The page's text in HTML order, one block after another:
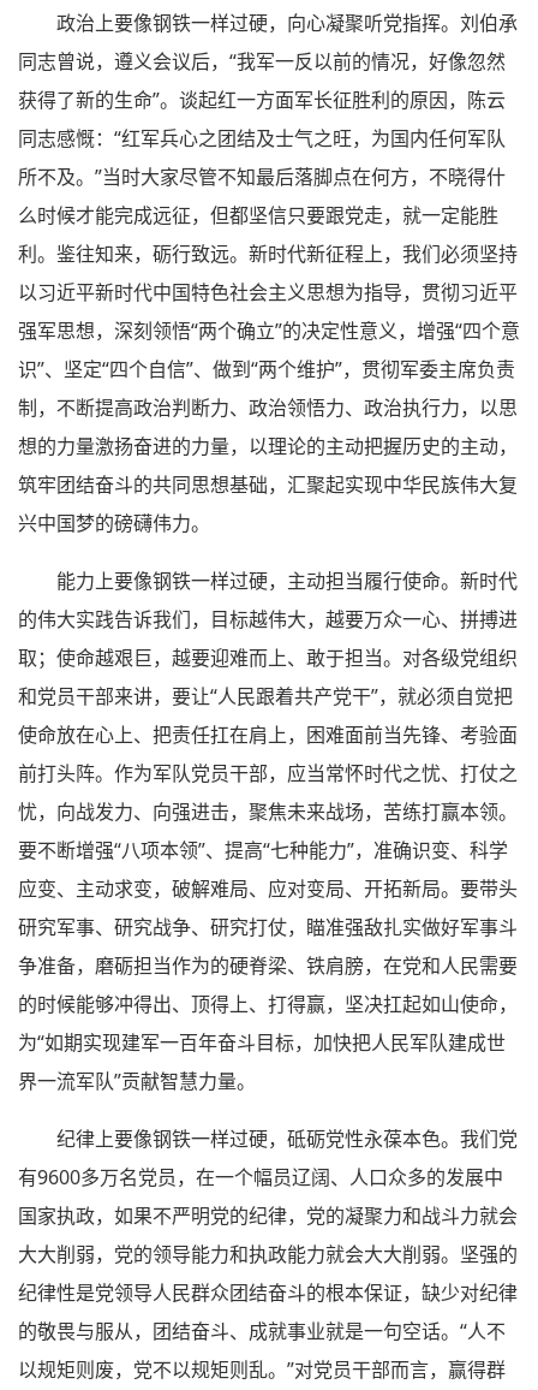
政治上要像钢铁一样过硬，向心凝聚听党指挥。刘伯承
同志曾说，遵义会议后，“我军一反以前的情况，好像忽然
获得了新的生命”。谈起红一方面军长征胜利的原因，陈云
同志感慨：“红军兵心之团结及士气之旺，为国内任何军队
所不及。”当时大家尽管不知最后落脚点在何方，不晓得什
么时候才能完成远征，但都坚信只要跟党走，就一定能胜
利。鉴往知来，砺行致远。新时代新征程上，我们必须坚持
以习近平新时代中国特色社会主义思想为指导，贯彻习近平
强军思想，深刻领悟“两个确立”的决定性意义，增强“四个意
识”、坚定“四个自信”、做到“两个维护”，贯彻军委主席负责
制，不断提高政治判断力、政治领悟力、政治执行力，以思
想的力量激扬奋进的力量，以理论的主动把握历史的主动，
筑牢团结奋斗的共同思想基础，汇聚起实现中华民族伟大复
兴中国梦的磅礴伟力。
能力上要像钢铁一样过硬，主动担当履行使命。新时代
的伟大实践告诉我们，目标越伟大，越要万众一心、拼搏进
取；使命越艰巨，越要迎难而上、敢于担当。对各级党组织
和党员干部来讲，要让“人民跟着共产党干”，就必须自觉把
使命放在心上、把责任扛在肩上，困难面前当先锋、考验面
前打头阵。作为军队党员干部，应当常怀时代之忧、打仗之
忧，向战发力、向强进击，聚焦未来战场，苦练打赢本领。
要不断增强“八项本领”、提高“七种能力”，准确识变、科学
应变、主动求变，破解难局、应对变局、开拓新局。要带头
研究军事、研究战争、研究打仗，瞄准强敌扎实做好军事斗
争准备，磨砺担当作为的硬脊梁、铁肩膀，在党和人民需要
的时候能够冲得出、顶得上、打得赢，坚决扛起如山使命，
为“如期实现建军一百年奋斗目标，加快把人民军队建成世
界一流军队”贡献智慧力量。
纪律上要像钢铁一样过硬，砥砺党性永葆本色。我们党
有9600多万名党员，在一个幅员辽阔、人口众多的发展中
国家执政，如果不严明党的纪律，党的凝聚力和战斗力就会
大大削弱，党的领导能力和执政能力就会大大削弱。坚强的
纪律性是党领导人民群众团结奋斗的根本保证，缺少对纪律
的敬畏与服从，团结奋斗、成就事业就是一句空话。“人不
以规矩则废，党不以规矩则乱。”对党员干部而言，赢得群